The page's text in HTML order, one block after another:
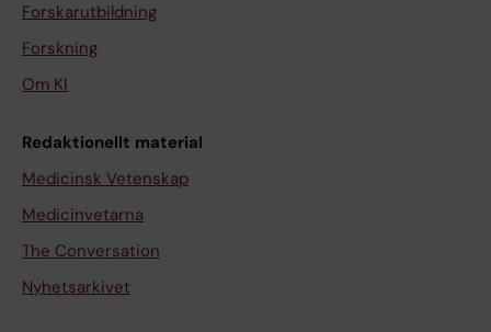
Forskarutbildning
Forskning
Om KI
Redaktionellt material
Medicinsk Vetenskap
Medicinvetarna
The Conversation
Nyhetsarkivet